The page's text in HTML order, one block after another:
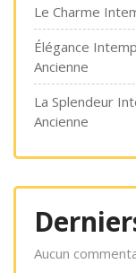
Le Charme
Élégance
Ancienne
La Splendeur
Ancienne
Aucun